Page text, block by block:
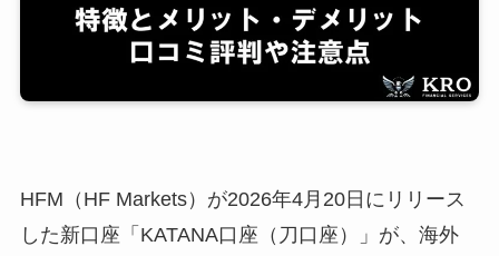
HFM（HF Markets）が2026年4月20日にリリース
した新口座「KATANA口座（刀口座）」が、海外